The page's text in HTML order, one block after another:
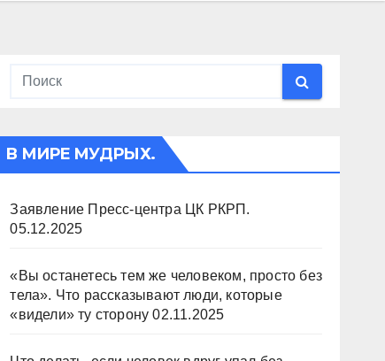
В МИРЕ МУДРЫХ.
Заявление Пресс-центра ЦК РКРП.
05.12.2025
«Вы останетесь тем же человеком, просто без
тела». Что рассказывают люди, которые
«видели» ту сторону 02.11.2025